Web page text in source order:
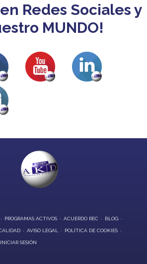
Redes Sociales y
MUNDO!
PROGRAMAS ACTIVOS ACUERDO REC BLOG
AVISO LEGAL POLÍTICA DE COOKIES
INICIAR SESIÓN